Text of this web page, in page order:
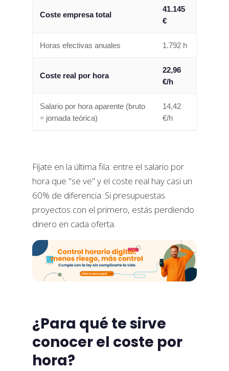
Coste empresa total
41.145
€
Horas efectivas anuales 1.792 h
Coste real por hora
22,96
€/h
Salario por hora aparente (bruto
÷ jornada teórica)
14,42
€/h
Fíjate en la última fila: entre el salario por
hora que "se ve" y el coste real hay casi un
60% de diferencia. Si presupuestas
proyectos con el primero, estás perdiendo
dinero en cada oferta.
¿Para qué te sirve
conocer el coste por
hora?